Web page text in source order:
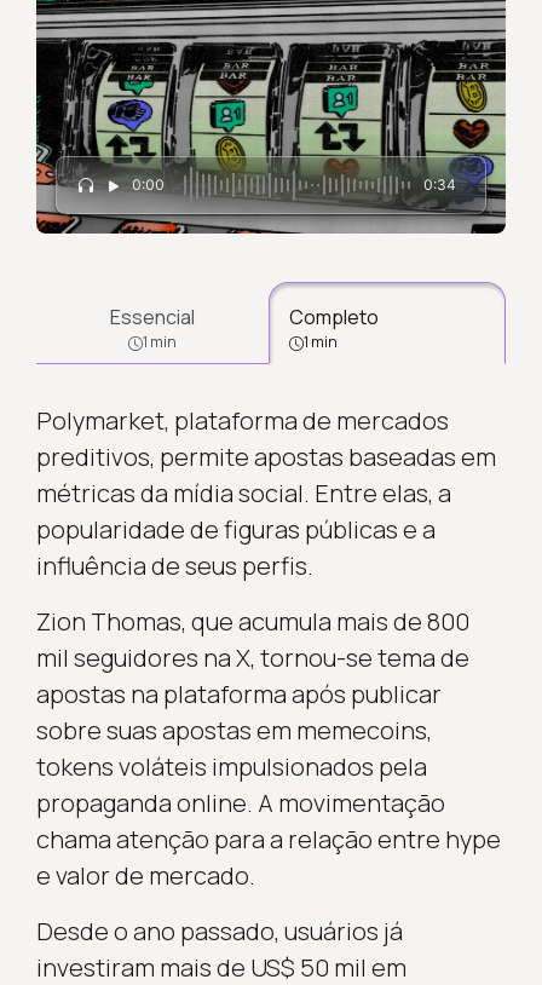
0:00 0:34
Essencial
1 min
Completo
1 min
Polymarket, plataforma de mercados
preditivos, permite apostas baseadas em
métricas da mídia social. Entre elas, a
popularidade de figuras públicas e a
influência de seus perfis.
Zion Thomas, que acumula mais de 800
mil seguidores na X, tornou-se tema de
apostas na plataforma após publicar
sobre suas apostas em memecoins,
tokens voláteis impulsionados pela
propaganda online. A movimentação
chama atenção para a relação entre hype
e valor de mercado.
Desde o ano passado, usuários já
investiram mais de US$ 50 mil em